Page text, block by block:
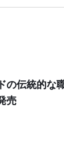
の伝統的な
売